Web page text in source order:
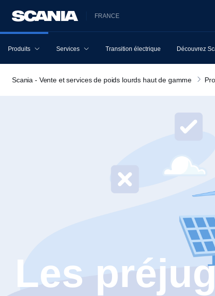
FRANCE
Produits Services Transition électrique Découvrez
Scania - Vente et services de poids lourds haut de gamme
Les